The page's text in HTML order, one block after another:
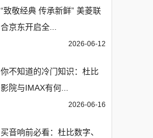
“致敬经典 传承新鲜” 美菱联
合京东开启全...
2026-06-12
你不知道的冷门知识：杜比
影院与IMAX有何...
2026-06-16
买音响前必看：杜比数字、